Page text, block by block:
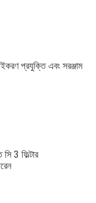
প্রযুক্তি এবং সরঞ্জাম
3 ফিল্টার